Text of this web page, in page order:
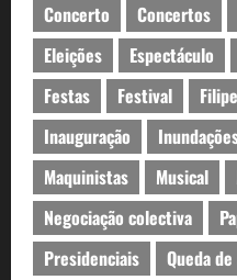
Concerto
Concertos
Eleições
Espectáculo
Festas
Festival
Inauguração
Maquinistas
Musical
Negociação colectiva
Presidenciais
Queda